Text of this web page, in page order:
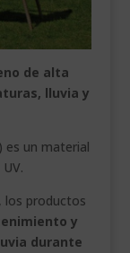
de alta
lluvia y
es un material
los productos
y
durante